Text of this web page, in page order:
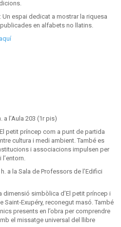
: Un espai dedicat a mostrar la riquesa
en alfabets no llatins.
aquí
a l’Aula 203 (1r pis)
petit príncep com a punt de partida
cultura i medi ambient. També es
i associacions impulsen per
a la Sala de Professors de l’Edifici
dimensió simbòlica d’El petit príncep i
Saint‑Exupéry, reconegut masó. També
presents en l’obra per comprendre
el missatge universal del llibre